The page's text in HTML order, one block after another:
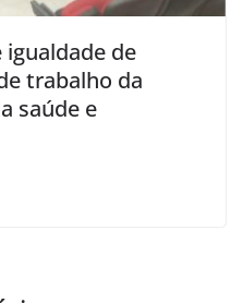
igualdade de
trabalho da
saúde e